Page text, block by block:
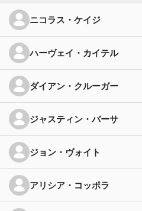
ニコラス・ケイジ
ハーヴェイ・カイテル
ダイアン・クルーガー
ジャスティン・バーサ
ジョン・ヴォイト
アリシア・コッポラ